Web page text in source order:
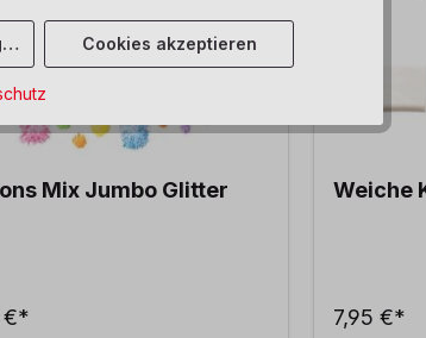
Mix Jumbo Glitter
€*
Weiche
7,95 €*
Cookies akzeptieren